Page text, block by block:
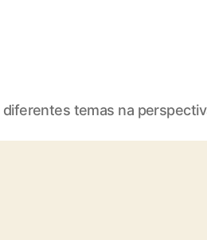
temas na